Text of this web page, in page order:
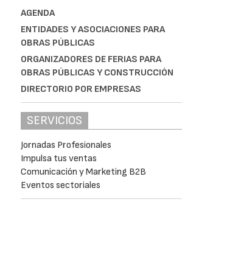
AGENDA
ENTIDADES Y ASOCIACIONES PARA
OBRAS PÚBLICAS
ORGANIZADORES DE FERIAS PARA
OBRAS PÚBLICAS Y CONSTRUCCIÓN
DIRECTORIO POR EMPRESAS
SERVICIOS
Jornadas Profesionales
Impulsa tus ventas
Comunicación y Marketing B2B
Eventos sectoriales